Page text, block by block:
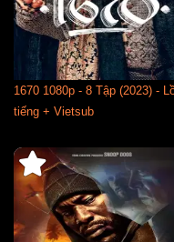
1670 1080p - 8 Tập (2023) -
tiếng + Vietsub